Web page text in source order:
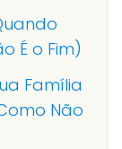
É o Fim)
Família
Não